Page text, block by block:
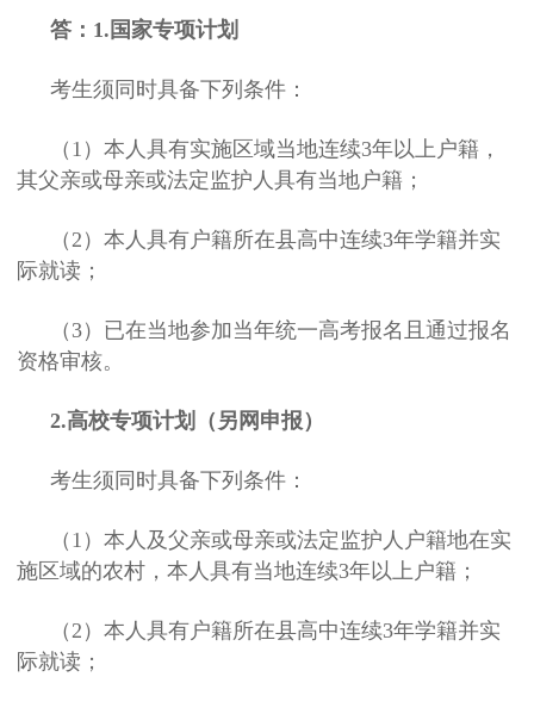
答：1.国家专项计划
考生须同时具备下列条件：
（1）本人具有实施区域当地连续3年以上户籍，
其父亲或母亲或法定监护人具有当地户籍；
（2）本人具有户籍所在县高中连续3年学籍并实
际就读；
（3）已在当地参加当年统一高考报名且通过报名
资格审核。
2.高校专项计划（另网申报）
考生须同时具备下列条件：
（1）本人及父亲或母亲或法定监护人户籍地在实
施区域的农村，本人具有当地连续3年以上户籍；
（2）本人具有户籍所在县高中连续3年学籍并实
际就读；